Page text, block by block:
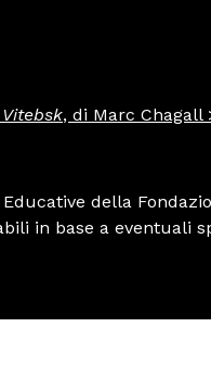
, di Marc Chagall
della
in base a eventuali